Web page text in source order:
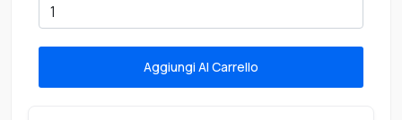
Aggiungi Al Carrello